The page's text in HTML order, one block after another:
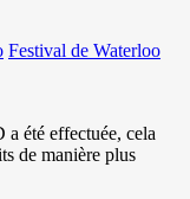
Festival de Waterloo
été effectuée, cela
de manière plus